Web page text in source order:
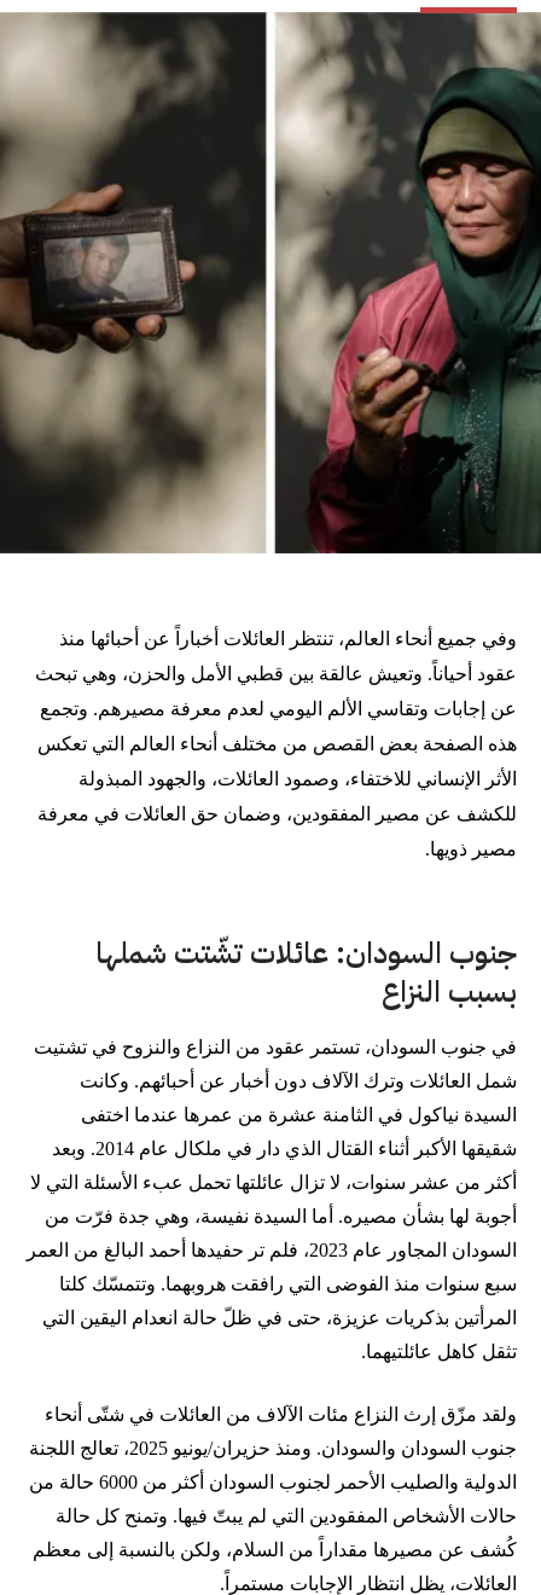
وفي جميع أنحاء العالم، تنتظر العائلات أخباراً عن أحبائها منذ
عقود أحياناً. وتعيش عالقة بين قطبي الأمل والحزن، وهي تبحث
عن إجابات وتقاسي الألم اليومي لعدم معرفة مصيرهم. وتجمع
هذه الصفحة بعض القصص من مختلف أنحاء العالم التي تعكس
الأثر الإنساني للاختفاء، وصمود العائلات، والجهود المبذولة
للكشف عن مصير المفقودين، وضمان حق العائلات في معرفة
مصير ذويها.
جنوب السودان: عائلات تشّتت شملها
بسبب النزاع
في جنوب السودان، تستمر عقود من النزاع والنزوح في تشتيت
شمل العائلات وترك الآلاف دون أخبار عن أحبائهم. وكانت
السيدة نياكول في الثامنة عشرة من عمرها عندما اختفى
شقيقها الأكبر أثناء القتال الذي دار في ملكال عام 2014. وبعد
أكثر من عشر سنوات، لا تزال عائلتها تحمل عبء الأسئلة التي لا
أجوبة لها بشأن مصيره. أما السيدة نفيسة، وهي جدة فرّت من
السودان المجاور عام 2023، فلم تر حفيدها أحمد البالغ من العمر
سبع سنوات منذ الفوضى التي رافقت هروبهما. وتتمسّك كلتا
المرأتين بذكريات عزيزة، حتى في ظلّ حالة انعدام اليقين التي
تثقل كاهل عائلتيهما.
ولقد مزّق إرث النزاع مئات الآلاف من العائلات في شتّى أنحاء
جنوب السودان والسودان. ومنذ حزيران/يونيو 2025، تعالج اللجنة
الدولية والصليب الأحمر لجنوب السودان أكثر من 6000 حالة من
حالات الأشخاص المفقودين التي لم يبتّ فيها. وتمنح كل حالة
كُشف عن مصيرها مقداراً من السلام، ولكن بالنسبة إلى معظم
العائلات، يظل انتظار الإجابات مستمراً.